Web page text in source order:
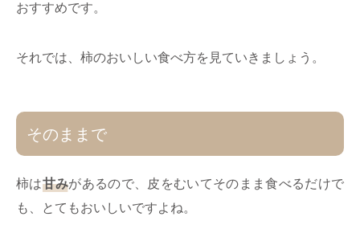
おすすめです。
それでは、柿のおいしい食べ方を見ていきましょう。
そのままで
柿は甘みがあるので、皮をむいてそのまま食べるだけで
も、とてもおいしいですよね。